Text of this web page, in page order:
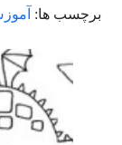
برچسب ها: